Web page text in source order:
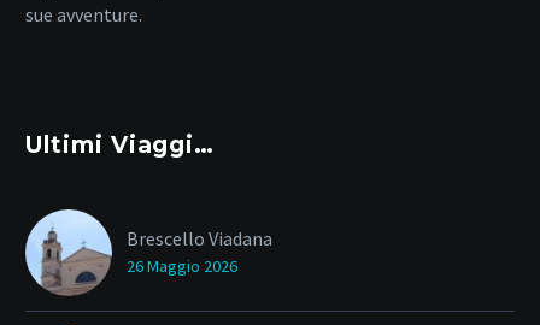
sue avventure.
Ultimi Viaggi…
Brescello Viadana
26 Maggio 2026